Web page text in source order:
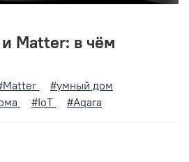
Matter: в чём
#умный дом
#IoT #Aqara